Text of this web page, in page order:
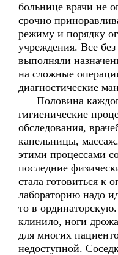
больнице врачи не
срочно
режиму и порядку
учреждения. Все
выполняли
на сложные
диагностические
Половина
гигиенические
обследования,
капельницы,
этими процессами
последние
стала готовиться к
лабораторию надо
то в
клинило, ноги
для многих
недоступной.